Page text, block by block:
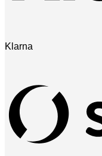
Klarna